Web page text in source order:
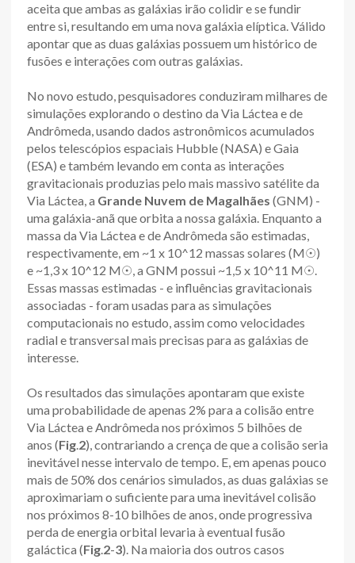
aceita que ambas as galáxias irão colidir e se fundir
entre si, resultando em uma nova galáxia elíptica. Válido
apontar que as duas galáxias possuem um histórico de
fusões e interações com outras galáxias.
No novo estudo, pesquisadores conduziram milhares de
simulações explorando o destino da Via Láctea e de
Andrômeda, usando dados astronômicos acumulados
pelos telescópios espaciais Hubble (NASA) e Gaia
(ESA) e também levando em conta as interações
gravitacionais produzias pelo mais massivo satélite da
Via Láctea, a Grande Nuvem de Magalhães (GNM) -
uma galáxia-anã que orbita a nossa galáxia. Enquanto a
massa da Via Láctea e de Andrômeda são estimadas,
respectivamente, em ~1 x 10^12 massas solares (M☉)
e ~1,3 x 10^12 M☉, a GNM possui ~1,5 x 10^11 M☉.
Essas massas estimadas - e influências gravitacionais
associadas - foram usadas para as simulações
computacionais no estudo, assim como velocidades
radial e transversal mais precisas para as galáxias de
interesse.
Os resultados das simulações apontaram que existe
uma probabilidade de apenas 2% para a colisão entre
Via Láctea e Andrômeda nos próximos 5 bilhões de
anos (Fig.2), contrariando a crença de que a colisão seria
inevitável nesse intervalo de tempo. E, em apenas pouco
mais de 50% dos cenários simulados, as duas galáxias se
aproximariam o suficiente para uma inevitável colisão
nos próximos 8-10 bilhões de anos, onde progressiva
perda de energia orbital levaria à eventual fusão
galáctica (Fig.2-3). Na maioria dos outros casos